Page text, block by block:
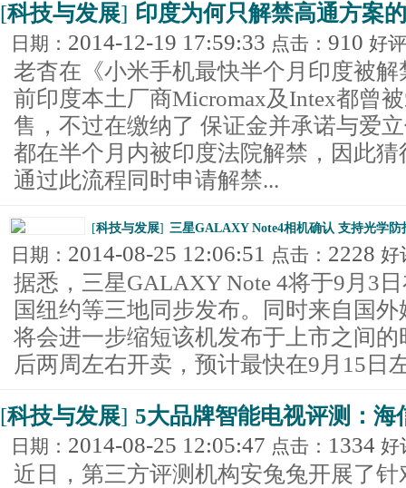
[科技与发展] 印度为何只解禁高通方案
日期： 2014-12-19 17:59:33 点击： 910 好
老杳在《小米手机最快半个月印度被
前印度本土厂商Micromax及Intex都曾
售，不过在缴纳了 保证金并承诺与爱
都在半个月内被印度法院解禁，因此
通过此流程同时申请解禁...
[科技与发展] 三星GALAXY Note4相机确认 支持光学防
日期： 2014-08-25 12:06:51 点击： 2228 好
据悉，三星GALAXY Note 4将于9月3
国纽约等三地同步发布。同时来自国
将会进一步缩短该机发布于上市之间
后两周左右开卖，预计最快在9月15日
[科技与发展] 5大品牌智能电视评测：海
日期： 2014-08-25 12:05:47 点击： 1334 好
近日，第三方评测机构安兔兔开展了